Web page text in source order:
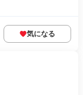
気になる